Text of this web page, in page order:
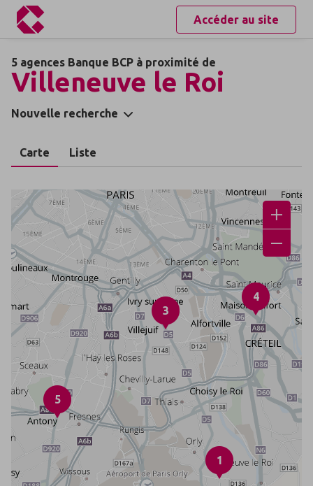
Accéder au site
5 agences Banque BCP à proximité de
Villeneuve le Roi
Nouvelle recherche
Carte Liste
5
4
3
1